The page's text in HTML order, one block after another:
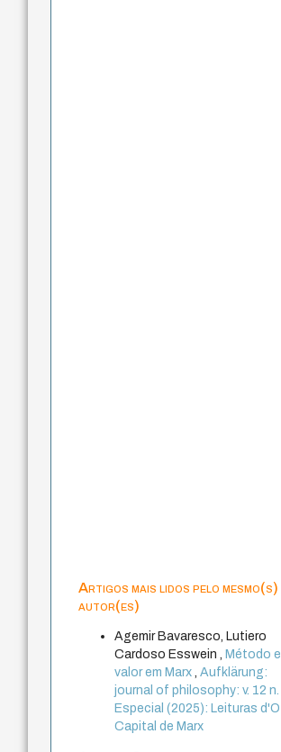
Artigos mais lidos pelo mesmo(s)
autor(es)
Agemir Bavaresco, Lutiero
Cardoso Esswein ,Método e
valor em Marx ,Aufklärung:
journal of philosophy: v. 12 n.
Especial (2025): Leituras d'O
Capital de Marx